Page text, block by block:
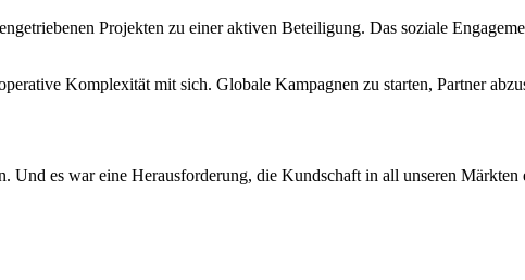
Projekten zu einer aktiven Beteiligung. Das soziale
Komplexität mit sich. Globale Kampagnen zu starten, Partner
Und es war eine Herausforderung, die Kundschaft in all unseren Märkten